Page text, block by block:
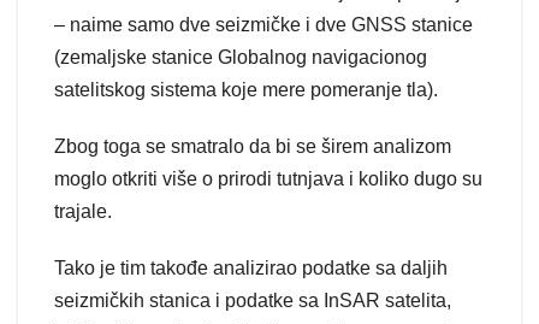
– naime samo dve seizmičke i dve GNSS stanice
(zemaljske stanice Globalnog navigacionog
satelitskog sistema koje mere pomeranje tla).
Zbog toga se smatralo da bi se širem analizom
moglo otkriti više o prirodi tutnjava i koliko dugo su
trajale.
Tako je tim takođe analizirao podatke sa daljih
seizmičkih stanica i podatke sa InSAR satelita,